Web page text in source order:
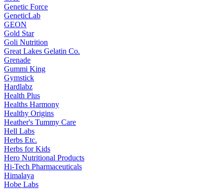
Genetic Force
GeneticLab
GEON
Gold Star
Goli Nutrition
Great Lakes Gelatin Co.
Grenade
Gummi King
Gymstick
Hardlabz
Health Plus
Healths Harmony
Healthy Origins
Heather's Tummy Care
Hell Labs
Herbs Etc.
Herbs for Kids
Hero Nutritional Products
Hi-Tech Pharmaceuticals
Himalaya
Hobe Labs